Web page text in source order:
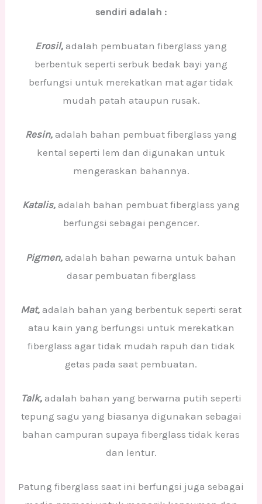
sendiri adalah :
Erosil, adalah pembuatan fiberglass yang
berbentuk seperti serbuk bedak bayi yang
berfungsi untuk merekatkan mat agar tidak
mudah patah ataupun rusak.
Resin, adalah bahan pembuat fiberglass yang
kental seperti lem dan digunakan untuk
mengeraskan bahannya.
Katalis, adalah bahan pembuat fiberglass yang
berfungsi sebagai pengencer.
Pigmen, adalah bahan pewarna untuk bahan
dasar pembuatan fiberglass
Mat, adalah bahan yang berbentuk seperti serat
atau kain yang berfungsi untuk merekatkan
fiberglass agar tidak mudah rapuh dan tidak
getas pada saat pembuatan.
Talk,adalah bahan yang berwarna putih seperti
tepung sagu yang biasanya digunakan sebagai
bahan campuran supaya fiberglass tidak keras
dan lentur.
Patung fiberglass saat ini berfungsi juga sebagai